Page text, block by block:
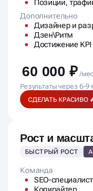
Ежемесячный
Позиции,
Дополнительно
Дизайнер и
Дзен\Ритм
60 000 ₽ /
Результаты через 6-9
Рост и
БЫСТРЫЙ РОСТ
Команда